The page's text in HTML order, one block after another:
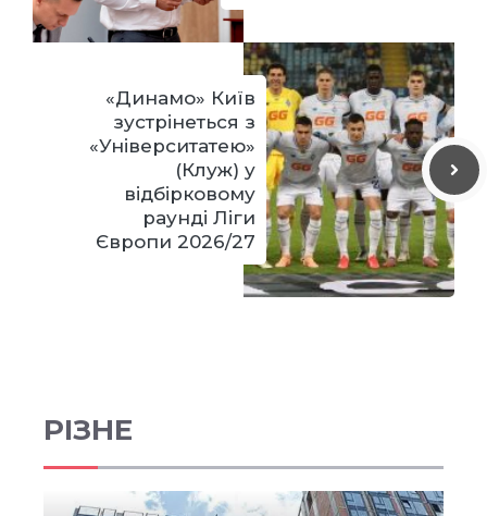
«Динамо» Київ
зустрінеться з
«Університатею»
(Клуж) у
відбірковому
раунді Ліги
Європи 2026/27
РІЗНЕ